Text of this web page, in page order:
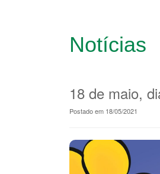
Notícias
18 de maio,
Postado em 18/05/2021